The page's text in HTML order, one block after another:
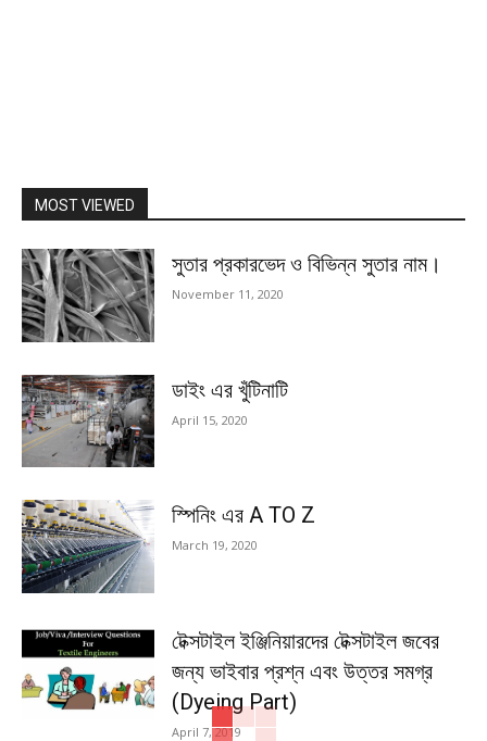
MOST VIEWED
সুতার প্রকারভেদ ও বিভিন্ন সুতার নাম।
November 11, 2020
ডাইং এর খুঁটিনাটি
April 15, 2020
স্পিনিং এর A TO Z
March 19, 2020
টেক্সটাইল ইঞ্জিনিয়ারদের টেক্সটাইল জবের
জন্য ভাইবার প্রশ্ন এবং উত্তর সমগ্র
(Dyeing Part)
April 7, 2019